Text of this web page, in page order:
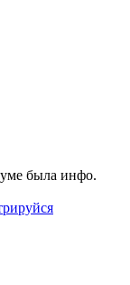
была инфо.